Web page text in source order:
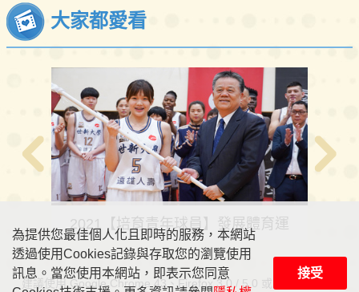
大家都愛看
版
2021【培育青年球員】發展體育運
動重要基石
建議使用 Google Chrome 43、Firefox 3.0 / 5.0 或 IE 11 以上版
為提供您最佳個人化且即時的服務，本網站
透過使用Cookies記錄與存取您的瀏覽使用
訊息。當您使用本網站，即表示您同意
接受